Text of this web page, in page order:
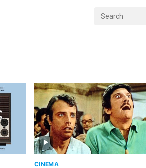
CINEMA